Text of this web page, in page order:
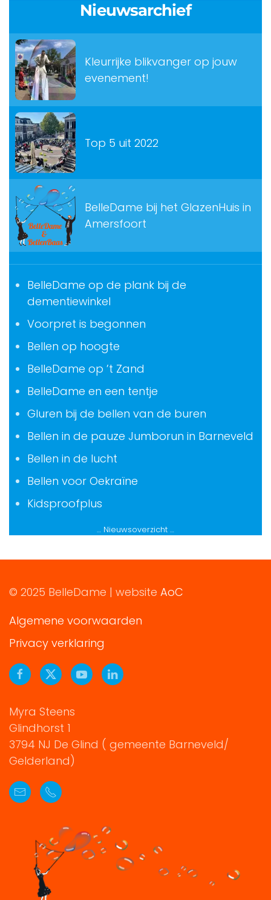
Nieuwsarchief
Kleurrijke blikvanger op jouw
evenement!
Top 5 uit 2022
BelleDame bij het GlazenHuis in
Amersfoort
BelleDame op de plank bij de
dementiewinkel
Voorpret is begonnen
Bellen op hoogte
BelleDame op ’t Zand
BelleDame en een tentje
Gluren bij de bellen van de buren
Bellen in de pauze Jumborun in Barneveld
Bellen in de lucht
Bellen voor Oekraïne
Kidsproofplus
… Nieuwsoverzicht …
© 2025 BelleDame | website AoC
Algemene voorwaarden
Privacy verklaring
Myra Steens
Glindhorst 1
3794 NJ De Glind ( gemeente Barneveld/
Gelderland)